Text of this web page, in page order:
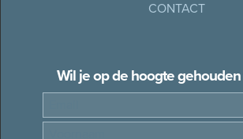
CONTACT
Wil je op de hoogte